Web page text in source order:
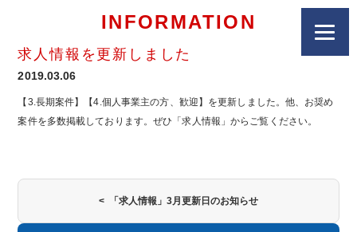
INFORMATION
求人情報を更新しました
2019.03.06
【3.長期案件】【4.個人事業主の方、歓迎】を更新しました。他、お奨め
案件を多数掲載しております。ぜひ「求人情報」からご覧ください。
< 「求人情報」3月更新日のお知らせ